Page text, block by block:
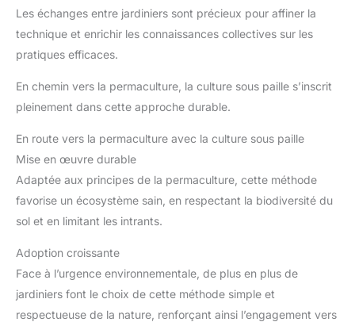
Les échanges entre jardiniers sont précieux pour affiner la
technique et enrichir les connaissances collectives sur les
pratiques efficaces.
En chemin vers la permaculture, la culture sous paille s’inscrit
pleinement dans cette approche durable.
En route vers la permaculture avec la culture sous paille
Mise en œuvre durable
Adaptée aux principes de la permaculture, cette méthode
favorise un écosystème sain, en respectant la biodiversité du
sol et en limitant les intrants.
Adoption croissante
Face à l’urgence environnementale, de plus en plus de
jardiniers font le choix de cette méthode simple et
respectueuse de la nature, renforçant ainsi l’engagement vers